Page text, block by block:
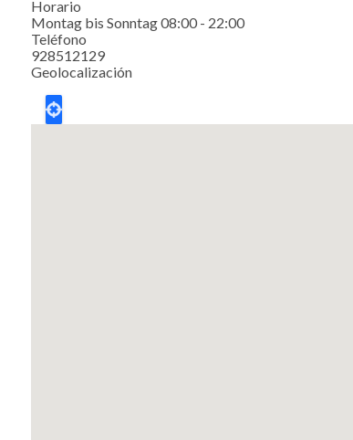
Horario
Montag bis Sonntag 08:00 - 22:00
Teléfono
928512129
Geolocalización